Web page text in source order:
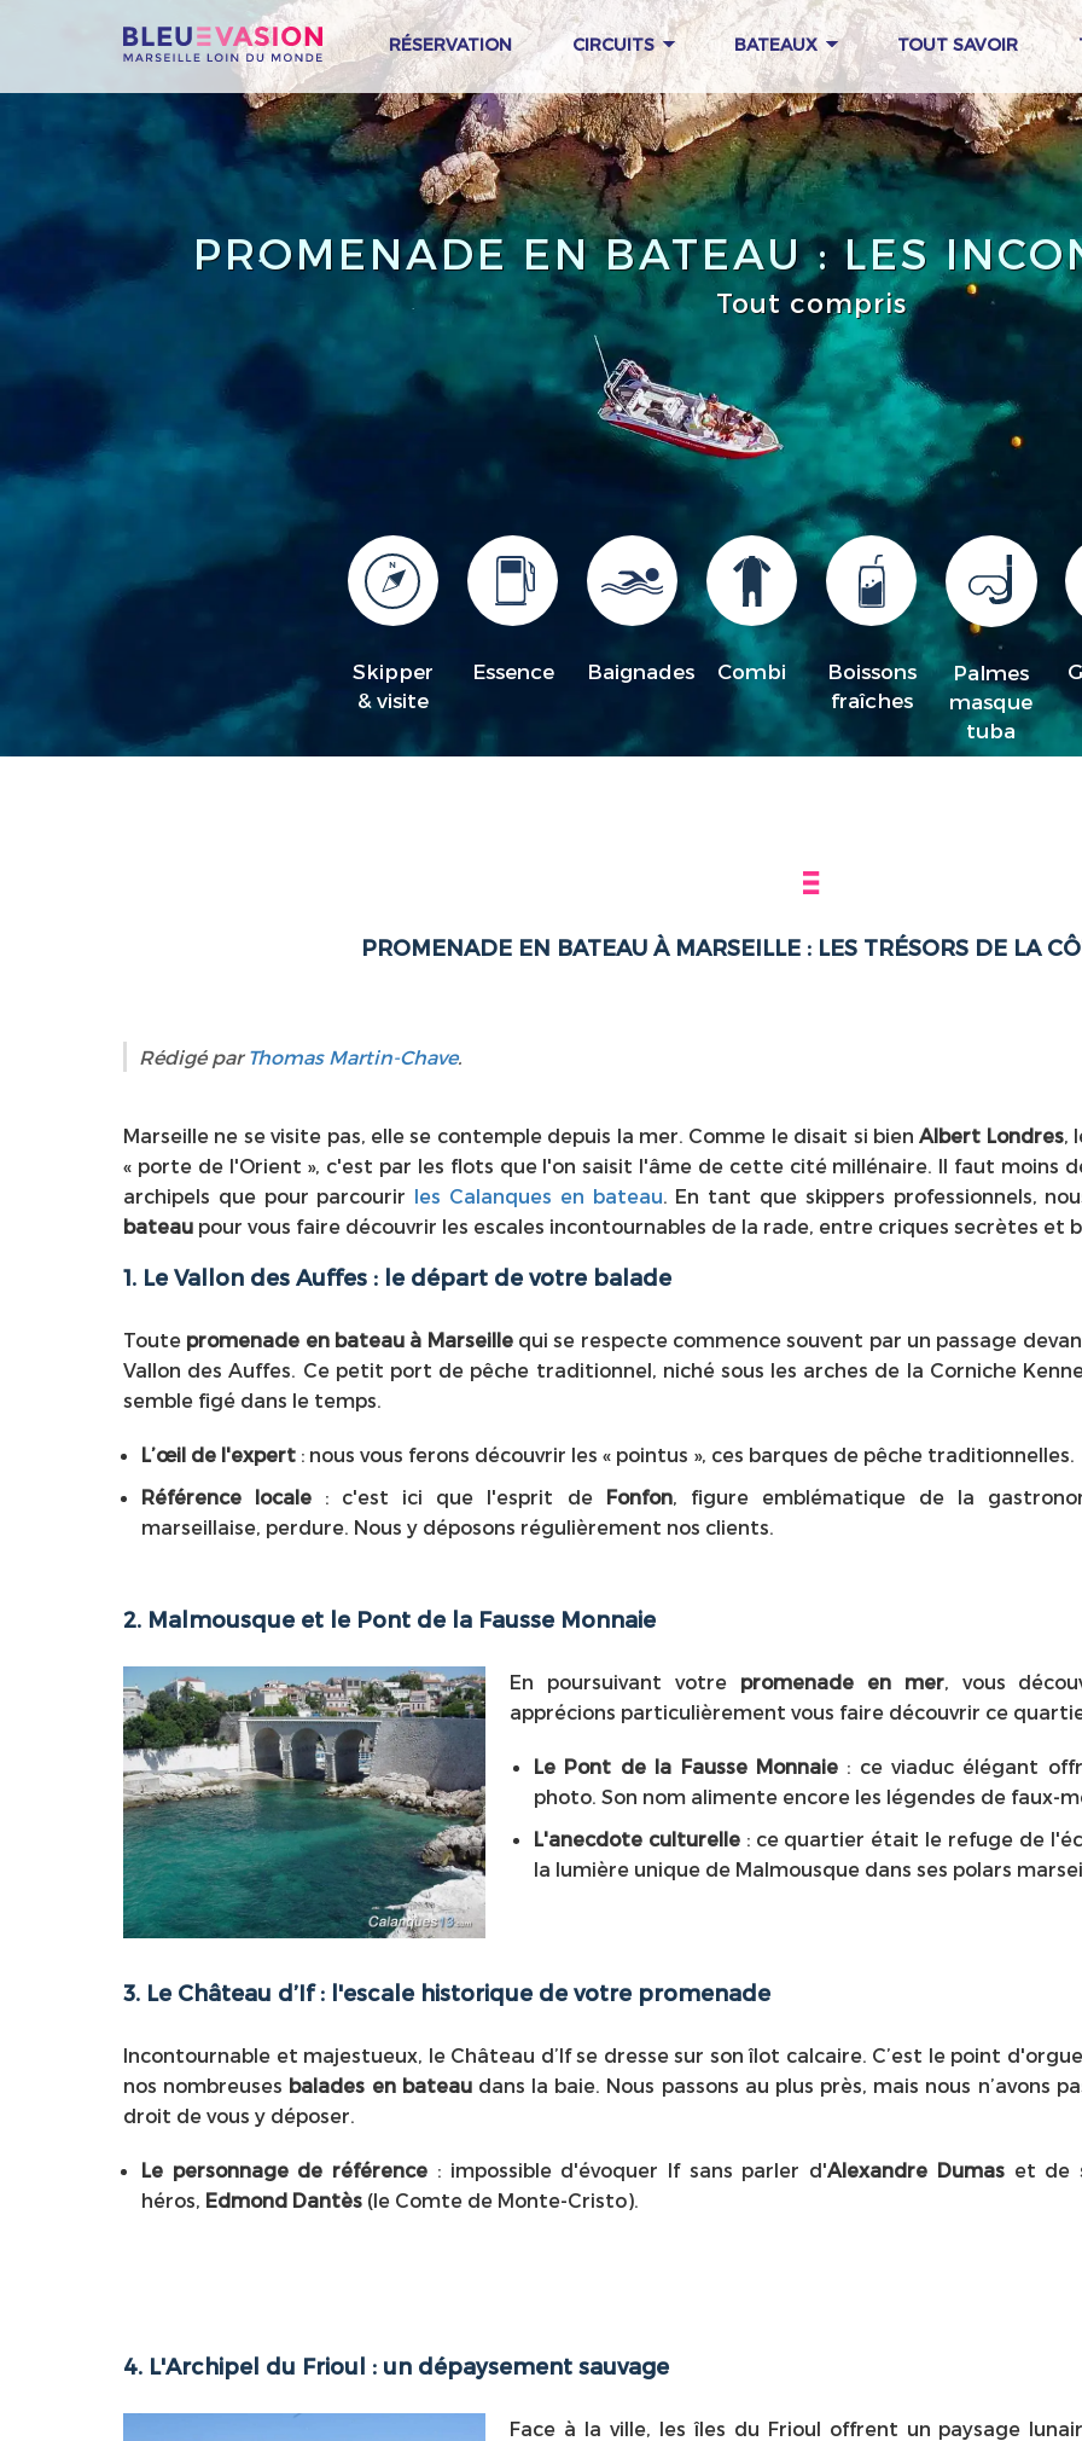
RÉSERVATION CIRCUITS BATEAUX TOUT SAVOIR
PROMENADE EN BATEAU : LES
Tout compris
Skipper
& visite
Essence Baignades Combi
Boissons
fraîches
Palmes
masque
tuba
PROMENADE EN BATEAU À MARSEILLE : LES TRÉSORS DE LA
Rédigé par Thomas Martin-Chave.
Marseille ne se visite pas, elle se contemple depuis la mer. Comme le disait si bienAlbert Londres,
« porte de l'Orient », c'est par les flots que l'on saisit l'âme de cette cité millénaire. Il faut moins
archipels que pour parcourir les Calanques en bateau. En tant que skippers professionnels,
bateau pour vous faire découvrir les escales incontournables de la rade, entre criques secrètes et
1. Le Vallon des Auffes : le départ de votre balade
Toute promenade en bateau à Marseillequi se respecte commence souvent par un passage
Vallon des Auffes. Ce petit port de pêche traditionnel, niché sous les arches de la Corniche
semble figé dans le temps.
L’œil de l'expert : nous vous ferons découvrir les « pointus », ces barques de pêche traditionnelles.
Référence locale : c'est ici que l'esprit de Fonfon, figure emblématique de la
marseillaise, perdure. Nous y déposons régulièrement nos clients.
2. Malmousque et le Pont de la Fausse Monnaie
En poursuivant votre promenade en mer, vous
apprécions particulièrement vous faire découvrir ce
Le Pont de la Fausse Monnaie: ce viaduc élégant
photo. Son nom alimente encore les légendes de faux-
L'anecdote culturelle: ce quartier était le refuge de
la lumière unique de Malmousque dans ses polars
3. Le Château d’If : l'escale historique de votre promenade
Incontournable et majestueux, le Château d’If se dresse sur son îlot calcaire. C’est le point
nos nombreuses balades en bateaudans la baie. Nous passons au plus près, mais nous n’avons
droit de vous y déposer.
Le personnage de référence : impossible d'évoquer If sans parler d'Alexandre Dumaset de
héros, Edmond Dantès (le Comte de Monte-Cristo).
4. L'Archipel du Frioul : un dépaysement sauvage
Face à la ville, les îles du Frioul offrent un paysage